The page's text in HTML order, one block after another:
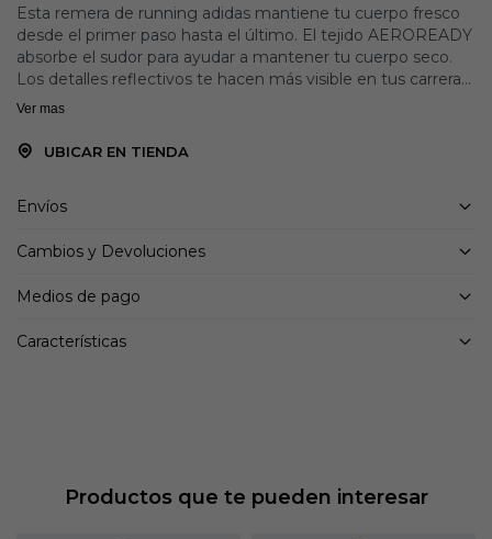
Esta remera de running adidas mantiene tu cuerpo fresco
desde el primer paso hasta el último. El tejido AEROREADY
absorbe el sudor para ayudar a mantener tu cuerpo seco.
Los detalles reflectivos te hacen más visible en tus carreras
matutinas o nocturnas. Este producto está hecho con al
materiales reciclados disminuimos los residuos, nuestra
Corte clásico
86 % poliéster (reciclado), 14 % elastano
AEROREADY
Ver mas
UBICAR EN TIENDA
Envíos
Cambios y Devoluciones
Medios de pago
Características
Productos que te pueden interesar